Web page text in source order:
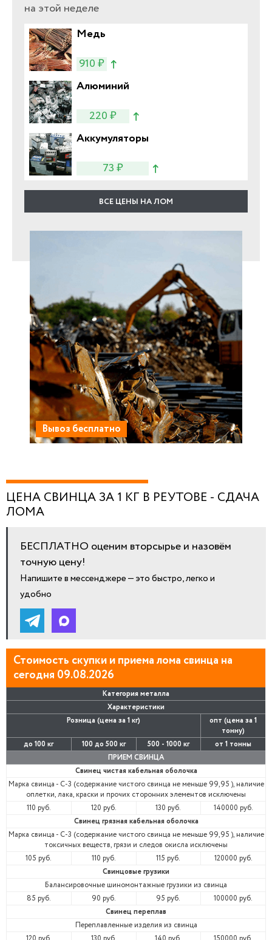
Вывоз бесплатно
на этой неделе
Медь
910 ₽
Алюминий
220 ₽
Аккумуляторы
73 ₽
ВСЕ ЦЕНЫ НА ЛОМ
ЦЕНА СВИНЦА ЗА 1 КГ В РЕУТОВЕ - СДАЧА
ЛОМА
БЕСПЛАТНО оценим вторсырье и назовём
точную цену!
Напишите в мессенджере — это быстро, легко и
удобно
Стоимость скупки и приема лома свинца на
сегодня 09.08.2026
Категория металла
Характеристики
Розница (цена за 1 кг)
опт (цена за 1
тонну)
до 100 кг
100 до 500 кг 500 - 1000 кг
от 1 тонны
ПРИЕМ СВИНЦА
Свинец чистая кабельная оболочка
Марка свинца - С-3 (содержание чистого свинца не меньше 99,95 ), наличие
оплетки, лака, краски и прочих сторонних элементов исключены
110 руб.
120 руб. 130 руб.
140000 руб.
Свинец грязная кабельная оболочка
Марка свинца - С-3 (содержание чистого свинца не меньше 99,95 ), наличие
токсичных веществ, грязи и следов окисла исключены
105 руб.
110 руб. 115 руб.
120000 руб.
Свинцовые грузики
Балансировочные шиномонтажные грузики из свинца
85 руб.
90 руб. 95 руб.
100000 руб.
Свинец переплав
Переплавленные изделия из свинца